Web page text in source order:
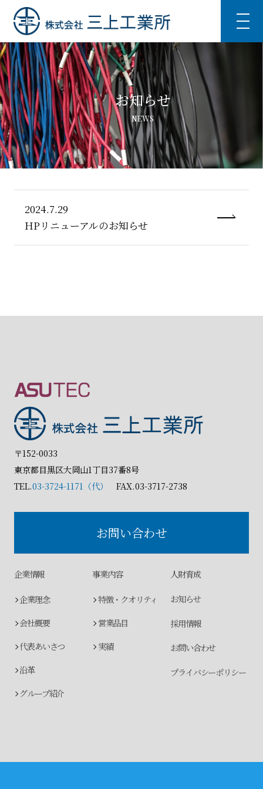
お知らせ
NEWS
2024.7.29
HPリニューアルのお知らせ
企業情報
企業理念
会社概要
代表あいさつ
沿革
グループ紹介
事業内容
特徴・クオリティ
営業品目
実績
人財育成
お知らせ
採用情報
お問い合わせ
プライバシーポリシー
〒152-0033
東京都目黒区大岡山1丁目37番8号
TEL.03-3724-1171（代） FAX.03-3717-2738
お問い合わせ